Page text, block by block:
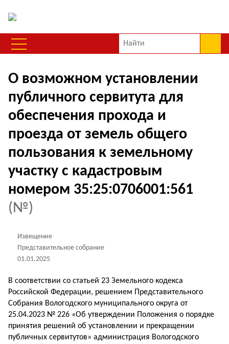
О возможном установлении
публичного сервитута для
обеспечения прохода и
проезда от земель общего
пользования к земельному
участку с кадастровым
номером 35:25:0706001:561
(№)
Извещение
Представительное собрание
01.01.2025
В соответствии со статьей 23 Земельного кодекса
Российской Федерации, решением Представительного
Собрания Вологодского муниципального округа от
25.04.2023 № 226 «Об утверждении Положения о порядке
принятия решений об установлении и прекращении
публичных сервитутов» администрация Вологодского